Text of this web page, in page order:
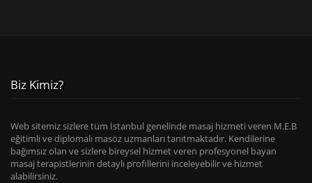
Biz Kimiz?
Web sitemiz sizlere tüm İstanbul genelinde masaj hizmeti veren M.E.B
eğitimli ve diplomalı masöz uzmanları tanıtmaktadır. Kendilerine
bağımsız olan ve sizlere bireysel hizmet veren profesyonel bayan
masaj terapistlerinin detaylı profillerini inceleyebilir ve hizmet
alabilirsiniz.